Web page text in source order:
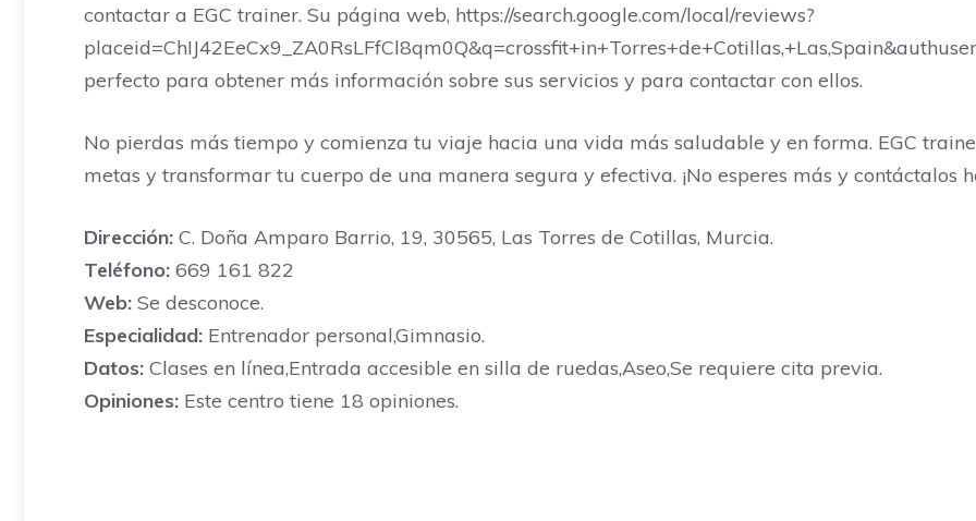
contactar a EGC trainer. Su página web, https://search.google.com/local/reviews?
perfecto para obtener más información sobre sus servicios y para contactar con ellos.
No pierdas más tiempo y comienza tu viaje hacia una vida más saludable y en forma. EGC
metas y transformar tu cuerpo de una manera segura y efectiva. ¡No esperes más y contáctalos
Dirección: C. Doña Amparo Barrio, 19, 30565, Las Torres de Cotillas, Murcia.
Teléfono: 669 161 822
Web: Se desconoce.
Especialidad: Entrenador personal,Gimnasio.
Datos: Clases en línea,Entrada accesible en silla de ruedas,Aseo,Se requiere cita previa.
Opiniones: Este centro tiene 18 opiniones.